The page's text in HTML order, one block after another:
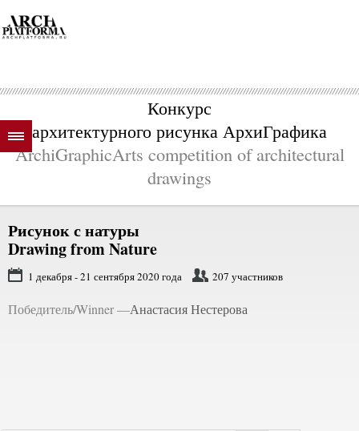
Конкурс
архитектурного рисунка АрхиГрафика
ArchiGraphicArts competition of architectural
drawings
Рисунок с натуры
Drawing from Nature
1 декабря - 21 сентября 2020 года 207 участников
Победитель/Winner —Анастасия Нестерова